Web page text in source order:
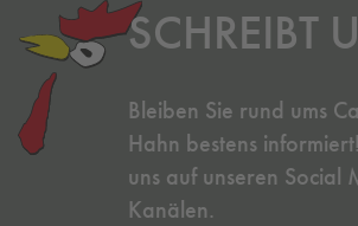
SCHREIBT
Bleiben Sie rund ums
Hahn bestens
uns auf unseren Social
Kanälen.